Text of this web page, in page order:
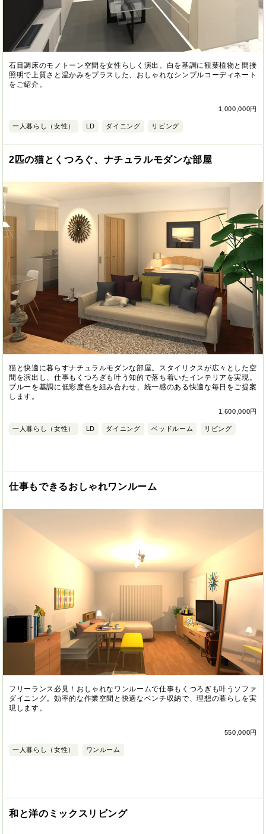
石目調床のモノトーン空間を女性らしく演出。白を基調に観葉植物と間接
照明で上質さと温かみをプラスした、おしゃれなシンプルコーディネート
をご紹介。
1,000,000円
一人暮らし（女性） LD ダイニング リビング
2匹の猫とくつろぐ、ナチュラルモダンな部屋
猫と快適に暮らすナチュラルモダンな部屋。スタイリクスが広々とした空
間を演出し、仕事もくつろぎも叶う知的で落ち着いたインテリアを実現。
ブルーを基調に低彩度色を組み合わせ、統一感のある快適な毎日をご提案
します。
1,600,000円
一人暮らし（女性） LD ダイニング ベッドルーム リビング
仕事もできるおしゃれワンルーム
フリーランス必見！おしゃれなワンルームで仕事もくつろぎも叶うソファ
ダイニング。効率的な作業空間と快適なベンチ収納で、理想の暮らしを実
現します。
550,000円
一人暮らし（女性） ワンルーム
和と洋のミックスリビング